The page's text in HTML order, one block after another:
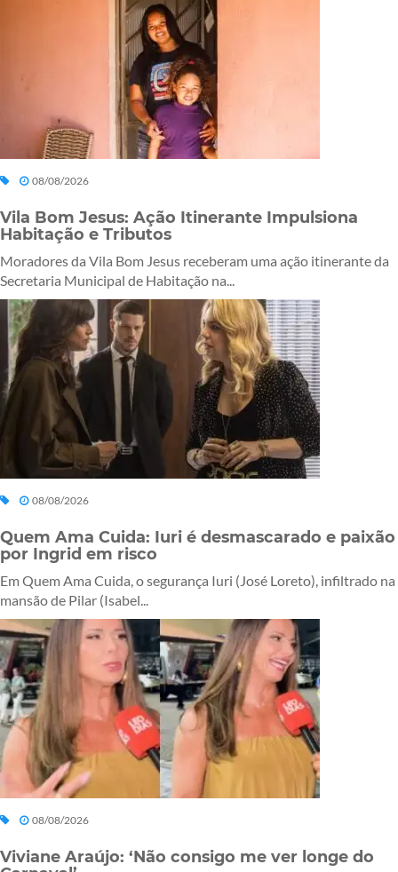
08/08/2026
Vila Bom Jesus: Ação Itinerante Impulsiona
Habitação e Tributos
Moradores da Vila Bom Jesus receberam uma ação itinerante da
Secretaria Municipal de Habitação na...
08/08/2026
Quem Ama Cuida: Iuri é desmascarado e paixão
por Ingrid em risco
Em Quem Ama Cuida, o segurança Iuri (José Loreto), infiltrado na
mansão de Pilar (Isabel...
08/08/2026
Viviane Araújo: ‘Não consigo me ver longe do